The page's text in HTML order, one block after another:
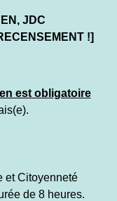
JDC
!]
est obligatoire
et Citoyenneté
de 8 heures.